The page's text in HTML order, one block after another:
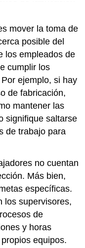
mover la toma de
posible del
los empleados de
cumplir los
ejemplo, si hay
de fabricación,
mantener las
signifique saltarse
de trabajo para
no cuentan
Más bien,
específicas.
los supervisores,
de
y horas
equipos.